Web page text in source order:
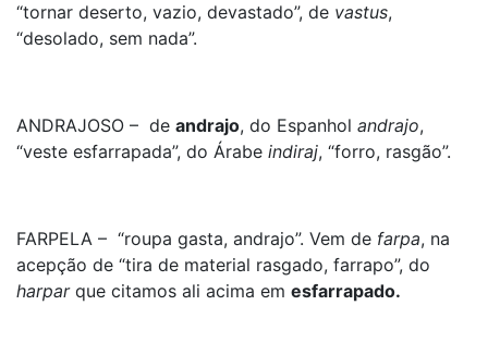
“tornar deserto, vazio, devastado”, de vastus,
“desolado, sem nada”.
ANDRAJOSO – de andrajo, do Espanhol andrajo,
“veste esfarrapada”, do Árabe indiraj, “forro, rasgão”.
FARPELA – “roupa gasta, andrajo”. Vem de farpa, na
acepção de “tira de material rasgado, farrapo”, do
harparque citamos ali acima em esfarrapado.